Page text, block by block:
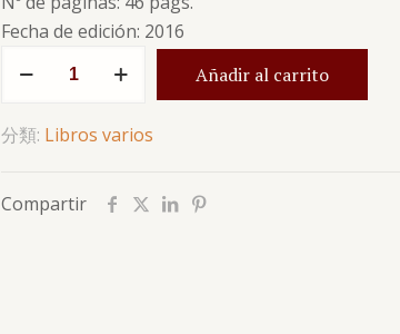
Fecha de edición: 2016
miedo
量
Añadir al carrito
分類: Libros varios
Compartir